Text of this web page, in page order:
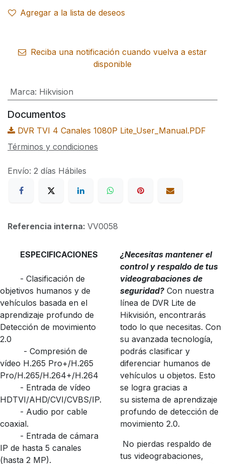
Agregar a la lista de deseos
Reciba una notificación cuando vuelva a estar
disponible
Marca: Hikvision
Documentos
DVR TVI 4 Canales 1080P Lite_User_Manual.PDF
Términos y condiciones
Envío: 2 días Hábiles
Referencia interna: VV0058
ESPECIFICACIONES
​- Clasificación de
objetivos humanos y de
vehículos basada en el
aprendizaje profundo de
Detección de movimiento
2.0
​- Compresión de
vídeo H.265 Pro+/H.265
Pro/H.265/H.264+/H.264
​- Entrada de vídeo
HDTVI/AHD/CVI/CVBS/IP.
​- Audio por cable
coaxial.
​- Entrada de cámara
IP de hasta 5 canales
(hasta 2 MP).
¿Necesitas mantener el
control y respaldo de tus
videograbaciones de
seguridad? Con nuestra
línea de DVR Lite de
Hikvisión, encontrarás
todo lo que necesitas. Con
su avanzada tecnología,
podrás clasificar y
diferenciar humanos de
vehículos u objetos. Esto
se logra gracias a
su sistema de aprendizaje
profundo de detección de
movimiento 2.0.
No pierdas respaldo de
tus videograbaciones,